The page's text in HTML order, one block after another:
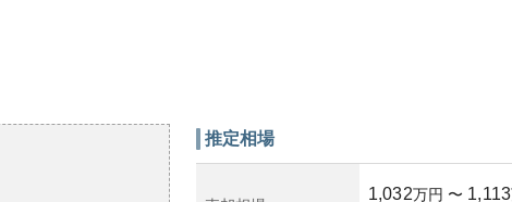
推定相場
1,032万円 〜 1,113